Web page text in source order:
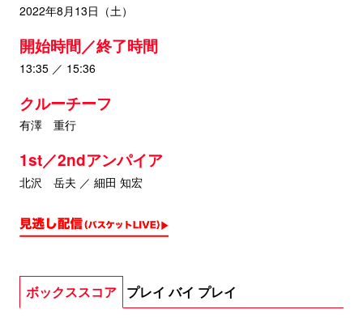
2022年8月13日（土）
開始時間／終了時間
13:35 ／ 15:36
クルーチーフ
有澤 重行
1st／2ndアンパイア
北沢 岳夫 ／ 細田 知宏
ボックススコア プレイ バイ プレイ